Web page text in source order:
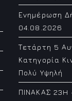
Ενημέρωση
04.08.2026
Τετάρτη 5
Κατηγορία
Πολύ Υψηλή
ΠΙΝΑΚΑΣ 23H